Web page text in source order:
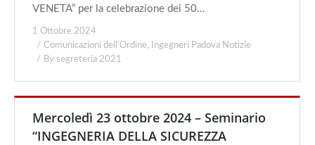
VENETA” per la celebrazione dei 50…
1 Ottobre 2024
Comunicazioni dell'Ordine,
Ingegneri Padova Notizie
By segreteria 2021
Mercoledì 23 ottobre 2024 – Seminario
“INGEGNERIA DELLA SICUREZZA